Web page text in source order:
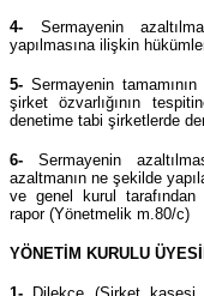
4- Sermayenin
yapılmasına ilişkin
5- Sermayenin
şirket özvarlığının
denetime tabi şirketlerde
6- Sermayenin
azaltmanın ne şekilde
ve genel kurul tarafından
rapor (Yönetmelik m.80/c)
YÖNETİM KURULU